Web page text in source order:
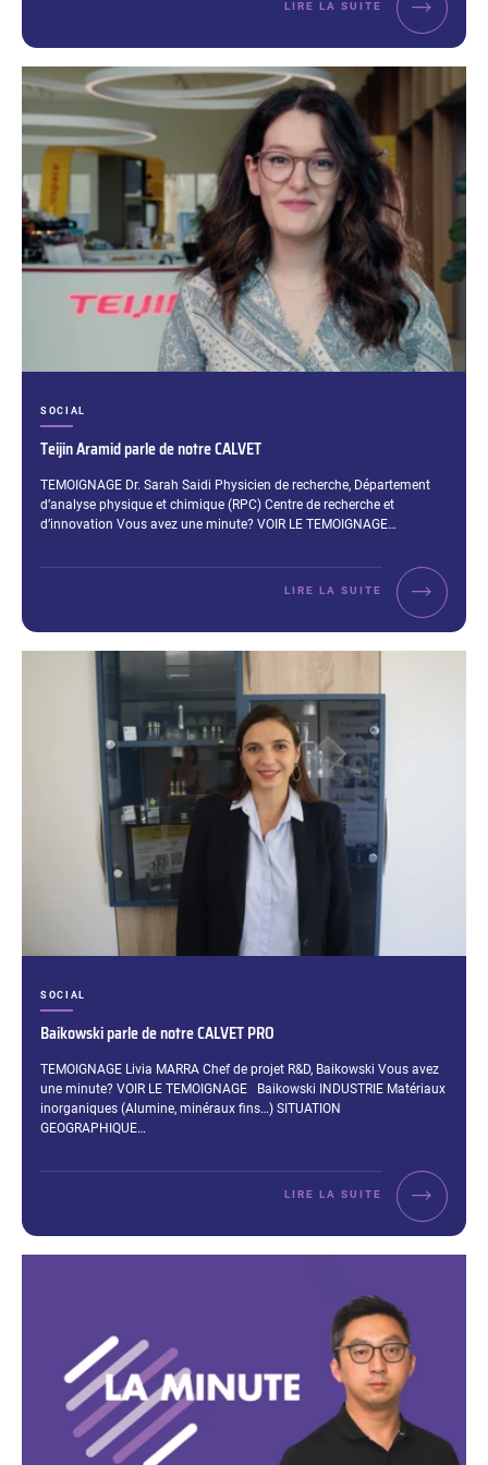
LIRE LA SUITE
Teijin Aramid parle de notre CALVET
CATÉGORIES :
SOCIAL
Extrait :
TEMOIGNAGE Dr. Sarah Saidi Physicien de recherche, Département
d’analyse physique et chimique (RPC) Centre de recherche et
d’innovation Vous avez une minute? VOIR LE TEMOIGNAGE…
LIRE LA SUITE
Baikowski parle de notre CALVET PRO
CATÉGORIES :
SOCIAL
Extrait :
TEMOIGNAGE Livia MARRA Chef de projet R&D, Baikowski Vous avez
une minute? VOIR LE TEMOIGNAGE Baikowski INDUSTRIE Matériaux
inorganiques (Alumine, minéraux fins…) SITUATION
GEOGRAPHIQUE…
LIRE LA SUITE